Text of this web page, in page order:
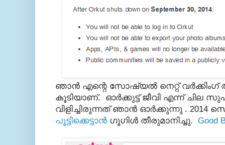
ഞാന്‍ എന്റെ സോഷ്യല്‍ നെറ്റ് വര്‍ക്കിംഗ്
കൂടിയാണ്. ഓര്‍ക്കുട്ട് ജീവി എന്ന് ചില
വിളിച്ചിരുന്നത്‌ ഞാന്‍ ഓര്‍ക്കുന്നു . 2014
പൂട്ടിക്കെട്ടാന്‍ ഗൂഗിള്‍ തീരുമാനിച്ചു. Good